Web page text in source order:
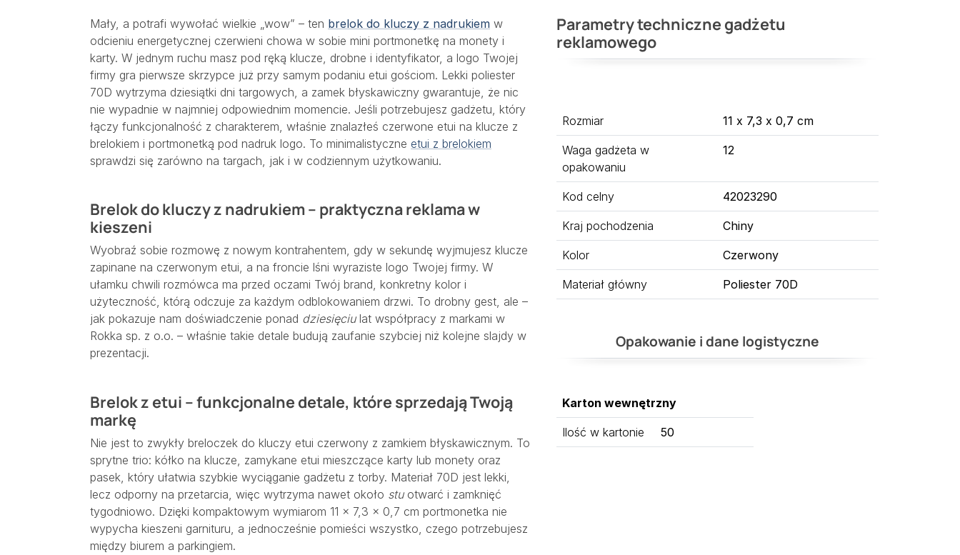
Mały, a potrafi wywołać wielkie „wow” – ten brelok do kluczy z nadrukiem w
odcieniu energetycznej czerwieni chowa w sobie mini portmonetkę na monety i
karty. W jednym ruchu masz pod ręką klucze, drobne i identyfikator, a logo Twojej
firmy gra pierwsze skrzypce już przy samym podaniu etui gościom. Lekki poliester
70D wytrzyma dziesiątki dni targowych, a zamek błyskawiczny gwarantuje, że nic
nie wypadnie w najmniej odpowiednim momencie. Jeśli potrzebujesz gadżetu, który
łączy funkcjonalność z charakterem, właśnie znalazłeś czerwone etui na klucze z
brelokiem i portmonetką pod nadruk logo. To minimalistyczne etui z brelokiem
sprawdzi się zarówno na targach, jak i w codziennym użytkowaniu.
Brelok do kluczy z nadrukiem – praktyczna reklama w
kieszeni
Wyobraź sobie rozmowę z nowym kontrahentem, gdy w sekundę wyjmujesz klucze
zapinane na czerwonym etui, a na froncie lśni wyraziste logo Twojej firmy. W
ułamku chwili rozmówca ma przed oczami Twój brand, konkretny kolor i
użyteczność, którą odczuje za każdym odblokowaniem drzwi. To drobny gest, ale –
jak pokazuje nam doświadczenie ponad dziesięciulat współpracy z markami w
Rokka sp. z o.o. – właśnie takie detale budują zaufanie szybciej niż kolejne slajdy w
prezentacji.
Brelok z etui – funkcjonalne detale, które sprzedają Twoją
markę
Nie jest to zwykły breloczek do kluczy etui czerwony z zamkiem błyskawicznym. To
sprytne trio: kółko na klucze, zamykane etui mieszczące karty lub monety oraz
pasek, który ułatwia szybkie wyciąganie gadżetu z torby. Materiał 70D jest lekki,
lecz odporny na przetarcia, więc wytrzyma nawet około stuotwarć i zamknięć
tygodniowo. Dzięki kompaktowym wymiarom 11 × 7,3 × 0,7 cm portmonetka nie
wypycha kieszeni garnituru, a jednocześnie pomieści wszystko, czego potrzebujesz
między biurem a parkingiem.
Parametry techniczne gadżetu
reklamowego
Rozmiar 11 x 7,3 x 0,7 cm
Waga gadżeta w
opakowaniu
12
Kod celny 42023290
Kraj pochodzenia Chiny
Kolor Czerwony
Materiał główny Poliester 70D
Opakowanie i dane logistyczne
Karton wewnętrzny
Ilość w kartonie 50